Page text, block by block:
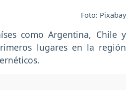
Foto: Pixabay
como Argentina, Chile y
lugares en la región